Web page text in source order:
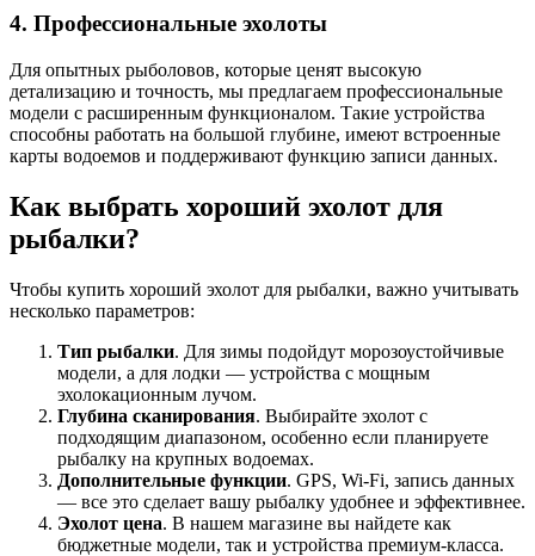
4. Профессиональные эхолоты
Для опытных рыболовов, которые ценят высокую
детализацию и точность, мы предлагаем профессиональные
модели с расширенным функционалом. Такие устройства
способны работать на большой глубине, имеют встроенные
карты водоемов и поддерживают функцию записи данных.
Как выбрать хороший эхолот для
рыбалки?
Чтобы купить хороший эхолот для рыбалки, важно учитывать
несколько параметров:
Тип рыбалки. Для зимы подойдут морозоустойчивые
модели, а для лодки — устройства с мощным
эхолокационным лучом.
Глубина сканирования. Выбирайте эхолот с
подходящим диапазоном, особенно если планируете
рыбалку на крупных водоемах.
Дополнительные функции. GPS, Wi-Fi, запись данных
— все это сделает вашу рыбалку удобнее и эффективнее.
Эхолот цена. В нашем магазине вы найдете как
бюджетные модели, так и устройства премиум-класса.